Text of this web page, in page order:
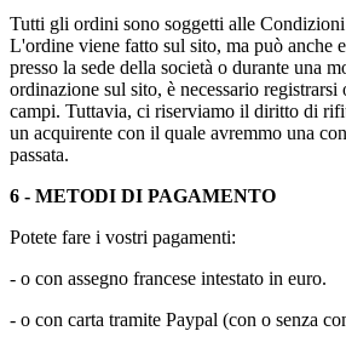
Tutti gli ordini sono soggetti alle
L'ordine viene fatto sul sito, ma può anche
presso la sede della società o durante una
ordinazione sul sito, è necessario
campi. Tuttavia, ci riserviamo il diritto di
un acquirente con il quale avremmo una
passata.
6 - METODI DI PAGAMENTO
Potete fare i vostri pagamenti:
- o con assegno francese intestato in euro.
- o con carta tramite Paypal (con o senza